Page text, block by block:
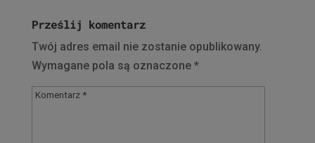
Prześlij komentarz
Twój adres email nie zostanie opublikowany.
Wymagane pola są oznaczone *